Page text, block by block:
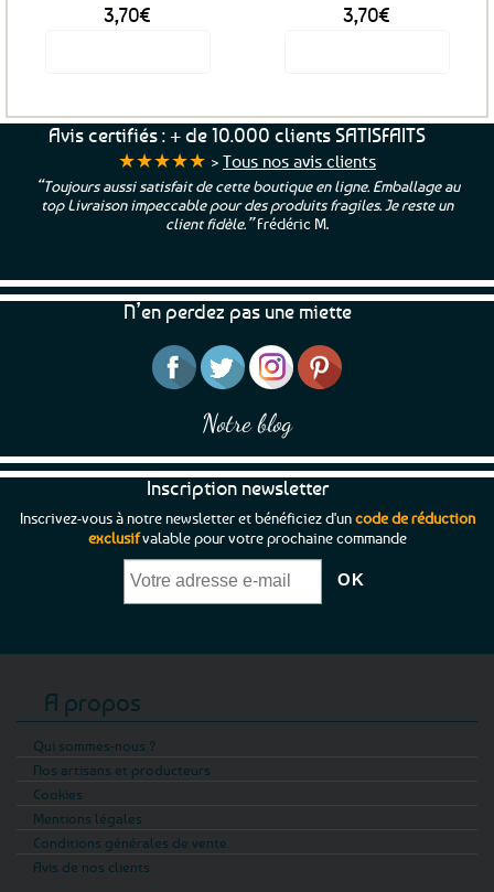
3,70€ 3,70€
Avis certifiés : + de 10.000 clients SATISFAITS
★★★★★ > Tous nos avis clients
“Toujours aussi satisfait de cette boutique en ligne. Emballage au
top Livraison impeccable pour des produits fragiles. Je reste un
client fidèle.”Frédéric M.
N’en perdez pas une miette
Notre blog
Inscription newsletter
Inscrivez-vous à notre newsletter et bénéficiez d'uncode de réduction
exclusifvalable pour votre prochaine commande
A propos
Qui sommes-nous ?
Nos artisans et producteurs
Cookies
Mentions légales
Conditions générales de vente
Avis de nos clients